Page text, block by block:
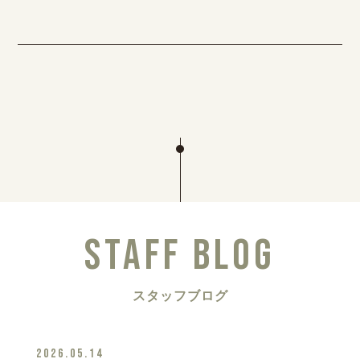
STAFF BLOG
スタッフブログ
2026.05.14